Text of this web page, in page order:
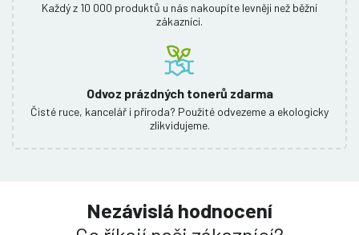
Každý z 10 000 produktů u nás nakoupíte levněji než běžní
zákazníci.
Odvoz prázdných tonerů zdarma
Čisté ruce, kancelář i příroda? Použité odvezeme a ekologicky
zlikvidujeme.
Nezávislá hodnocení